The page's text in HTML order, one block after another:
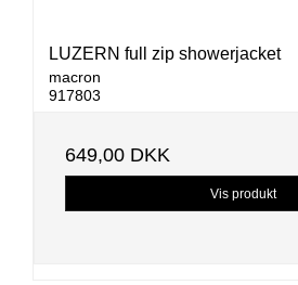
LUZERN full zip showerjacket
macron
917803
649,00 DKK
Vis produkt